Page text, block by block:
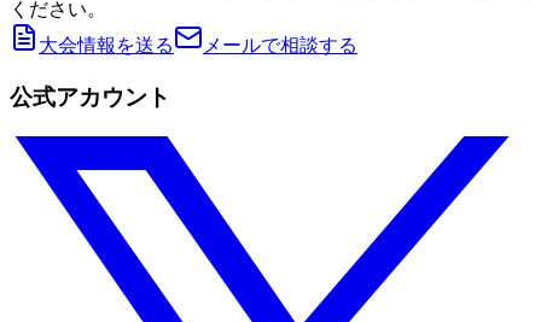
ください。
大会情報を送る
メールで相談する
公式アカウント